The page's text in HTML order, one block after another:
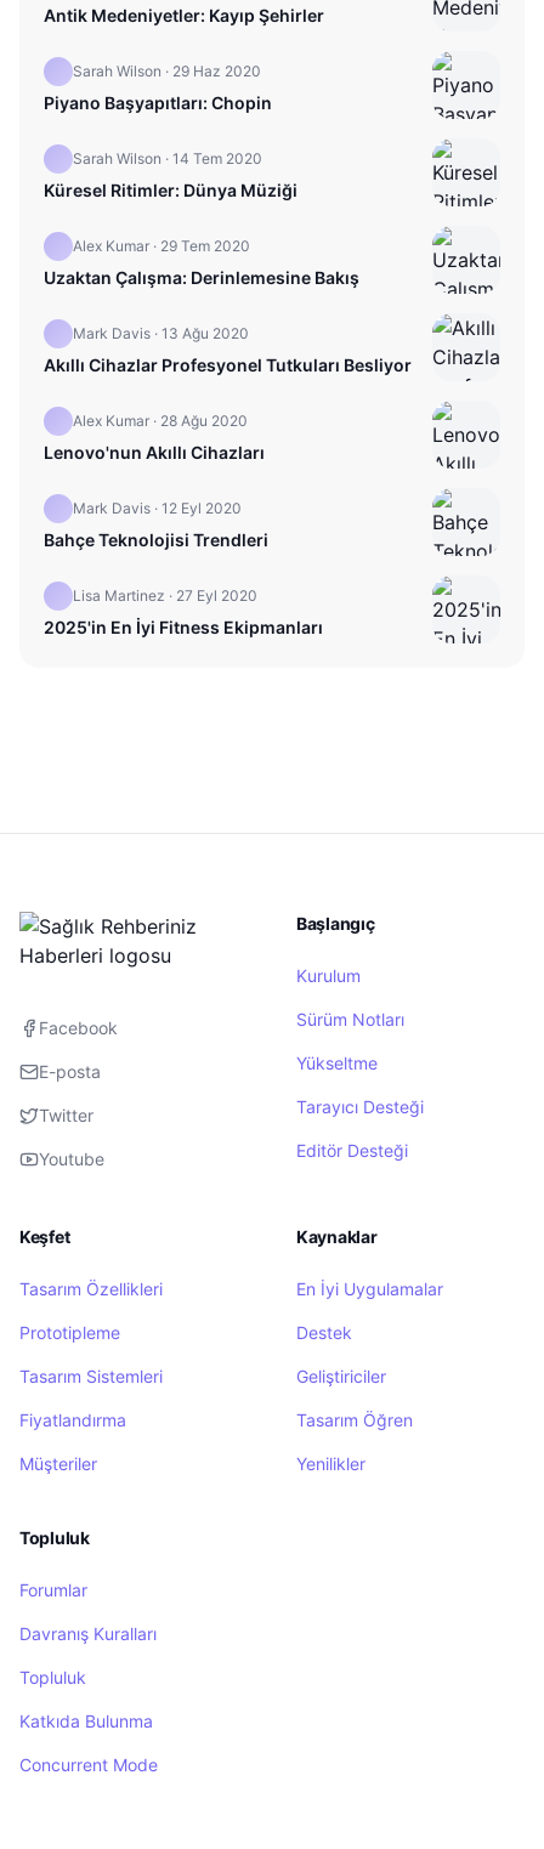
Antik Medeniyetler: Kayıp Şehirler
Sarah Wilson · 29 Haz 2020
Piyano Başyapıtları: Chopin
Sarah Wilson · 14 Tem 2020
Küresel Ritimler: Dünya Müziği
Alex Kumar · 29 Tem 2020
Uzaktan Çalışma: Derinlemesine Bakış
Mark Davis · 13 Ağu 2020
Akıllı Cihazlar Profesyonel Tutkuları Besliyor
Alex Kumar · 28 Ağu 2020
Lenovo'nun Akıllı Cihazları
Mark Davis · 12 Eyl 2020
Bahçe Teknolojisi Trendleri
Lisa Martinez · 27 Eyl 2020
2025'in En İyi Fitness Ekipmanları
Facebook
E-posta
Twitter
Youtube
Başlangıç
Kurulum
Sürüm Notları
Yükseltme
Tarayıcı Desteği
Editör Desteği
Keşfet
Tasarım Özellikleri
Prototipleme
Tasarım Sistemleri
Fiyatlandırma
Müşteriler
Kaynaklar
En İyi Uygulamalar
Destek
Geliştiriciler
Tasarım Öğren
Yenilikler
Topluluk
Forumlar
Davranış Kuralları
Topluluk
Katkıda Bulunma
Concurrent Mode